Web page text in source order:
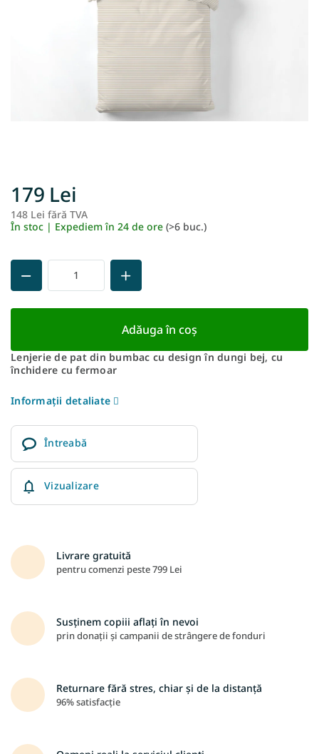
179 Lei
148 Lei fără TVA
În stoc | Expediem în 24 de ore (>6 buc.)
Adăuga în coş
Lenjerie de pat din bumbac cu design în dungi bej, cu
închidere cu fermoar
Informaţii detaliate
Întreabă
Vizualizare
Livrare gratuită
pentru comenzi peste 799 Lei
Susținem copiii aflați în nevoi
prin donații și campanii de strângere de fonduri
Returnare fără stres, chiar și de la distanță
96% satisfacție